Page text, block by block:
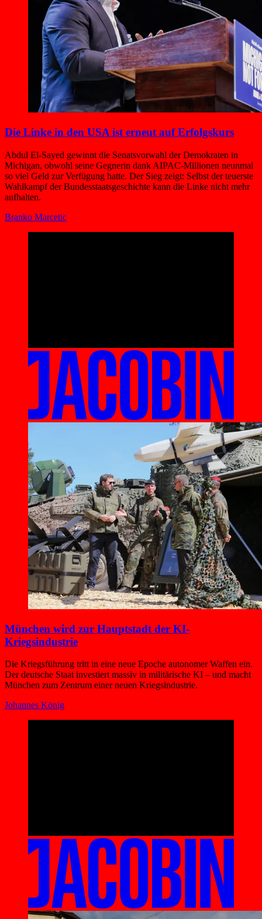
Die Linke in den USA ist erneut auf Erfolgskurs
Abdul El-Sayed gewinnt die Senatsvorwahl der Demokraten in
Michigan, obwohl seine Gegnerin dank AIPAC-Millionen neunmal
so viel Geld zur Verfügung hatte. Der Sieg zeigt: Selbst der teuerste
Wahlkampf der Bundesstaatsgeschichte kann die Linke nicht mehr
aufhalten.
Branko Marcetic
München wird zur Hauptstadt der KI-
Kriegsindustrie
Die Kriegsführung tritt in eine neue Epoche autonomer Waffen ein.
Der deutsche Staat investiert massiv in militärische KI – und macht
München zum Zentrum einer neuen Kriegsindustrie.
Johannes König